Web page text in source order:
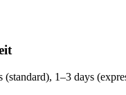
(standard), 1–3 days